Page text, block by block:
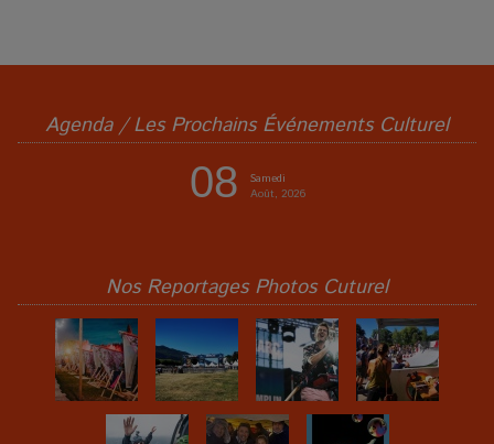
Agenda / Les Prochains Événements Culturel
08
Samedi
Août, 2026
Nos Reportages Photos Cuturel